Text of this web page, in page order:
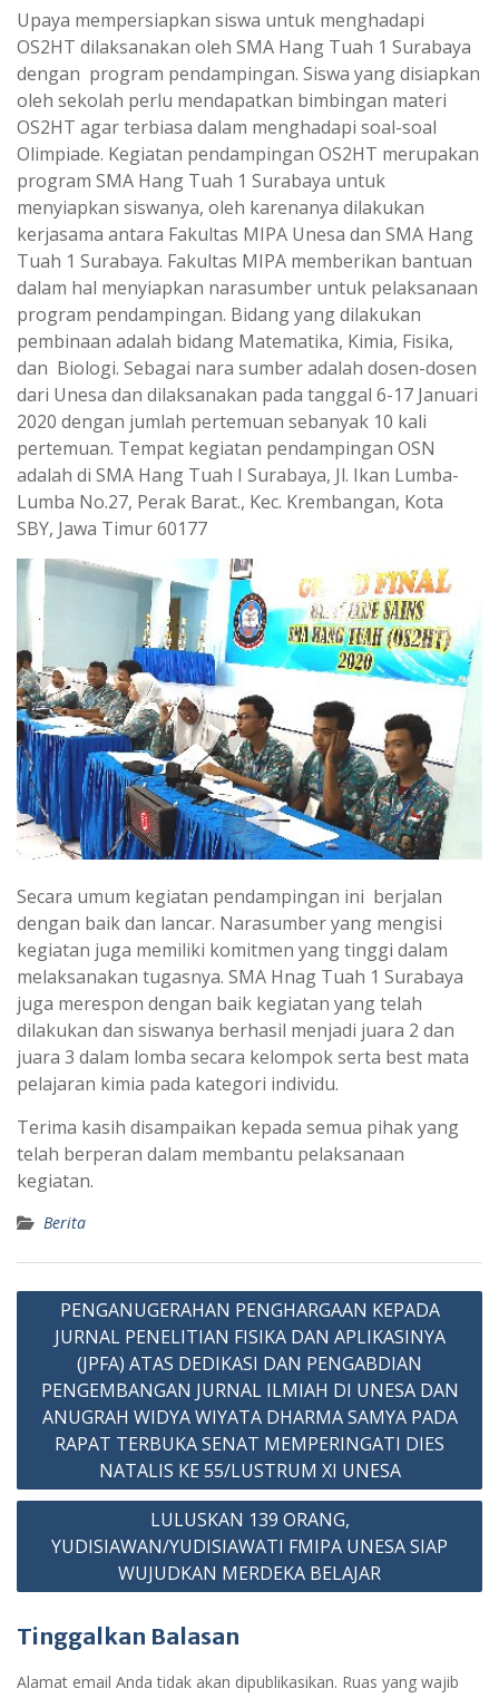
t
s
A
p
p
e
g
r
a
m
Upaya mempersiapkan siswa untuk menghadapi
OS2HT dilaksanakan oleh SMA Hang Tuah 1 Surabaya
dengan program pendampingan. Siswa yang disiapkan
oleh sekolah perlu mendapatkan bimbingan materi
OS2HT agar terbiasa dalam menghadapi soal-soal
Olimpiade. Kegiatan pendampingan OS2HT merupakan
program SMA Hang Tuah 1 Surabaya untuk
menyiapkan siswanya, oleh karenanya dilakukan
kerjasama antara Fakultas MIPA Unesa dan SMA Hang
Tuah 1 Surabaya. Fakultas MIPA memberikan bantuan
dalam hal menyiapkan narasumber untuk pelaksanaan
program pendampingan. Bidang yang dilakukan
pembinaan adalah bidang Matematika, Kimia, Fisika,
dan Biologi. Sebagai nara sumber adalah dosen-dosen
dari Unesa dan dilaksanakan pada tanggal 6-17 Januari
2020 dengan jumlah pertemuan sebanyak 10 kali
pertemuan. Tempat kegiatan pendampingan OSN
adalah di SMA Hang Tuah I Surabaya, Jl. Ikan Lumba-
Lumba No.27, Perak Barat., Kec. Krembangan, Kota
SBY, Jawa Timur 60177
Secara umum kegiatan pendampingan ini berjalan
dengan baik dan lancar. Narasumber yang mengisi
kegiatan juga memiliki komitmen yang tinggi dalam
melaksanakan tugasnya. SMA Hnag Tuah 1 Surabaya
juga merespon dengan baik kegiatan yang telah
dilakukan dan siswanya berhasil menjadi juara 2 dan
juara 3 dalam lomba secara kelompok serta best mata
pelajaran kimia pada kategori individu.
Terima kasih disampaikan kepada semua pihak yang
telah berperan dalam membantu pelaksanaan
kegiatan.
Berita
Navigasi
PENGANUGERAHAN PENGHARGAAN KEPADA
JURNAL PENELITIAN FISIKA DAN APLIKASINYA
(JPFA) ATAS DEDIKASI DAN PENGABDIAN
PENGEMBANGAN JURNAL ILMIAH DI UNESA DAN
ANUGRAH WIDYA WIYATA DHARMA SAMYA PADA
RAPAT TERBUKA SENAT MEMPERINGATI DIES
NATALIS KE 55/LUSTRUM XI UNESA
LULUSKAN 139 ORANG,
YUDISIAWAN/YUDISIAWATI FMIPA UNESA SIAP
WUJUDKAN MERDEKA BELAJAR
Tinggalkan Balasan
Alamat email Anda tidak akan dipublikasikan. Ruas yang wajib